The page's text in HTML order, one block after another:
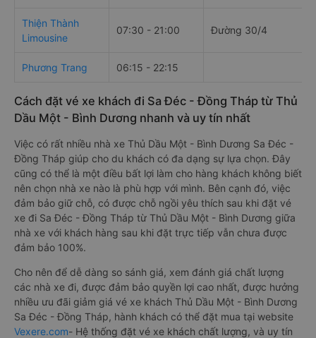
Thiện Thành
Limousine
07:30 - 21:00 Đường 30/4
Phương Trang 06:15 - 22:15
Cách đặt vé xe khách đi Sa Đéc - Đồng Tháp từ Thủ
Dầu Một - Bình Dương nhanh và uy tín nhất
Việc có rất nhiều nhà xe Thủ Dầu Một - Bình Dương Sa Đéc -
Đồng Tháp giúp cho du khách có đa dạng sự lựa chọn. Đây
cũng có thể là một điều bất lợi làm cho hàng khách không biết
nên chọn nhà xe nào là phù hợp với mình. Bên cạnh đó, việc
đảm bảo giữ chỗ, có được chỗ ngồi yêu thích sau khi đặt vé
xe đi Sa Đéc - Đồng Tháp từ Thủ Dầu Một - Bình Dương giữa
nhà xe với khách hàng sau khi đặt trực tiếp vẫn chưa được
đảm bảo 100%.
Cho nên để dễ dàng so sánh giá, xem đánh giá chất lượng
các nhà xe đi, được đảm bảo quyền lợi cao nhất, được hưởng
nhiều ưu đãi giảm giá vé xe khách Thủ Dầu Một - Bình Dương
Sa Đéc - Đồng Tháp, hành khách có thể đặt mua tại website
Vexere.com- Hệ thống đặt vé xe khách chất lượng, và uy tín